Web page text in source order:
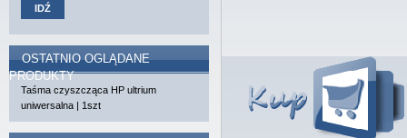
IDŹ
OSTATNIO OGLĄDANE
PRODUKTY
Taśma czyszcząca HP ultrium
uniwersalna | 1szt